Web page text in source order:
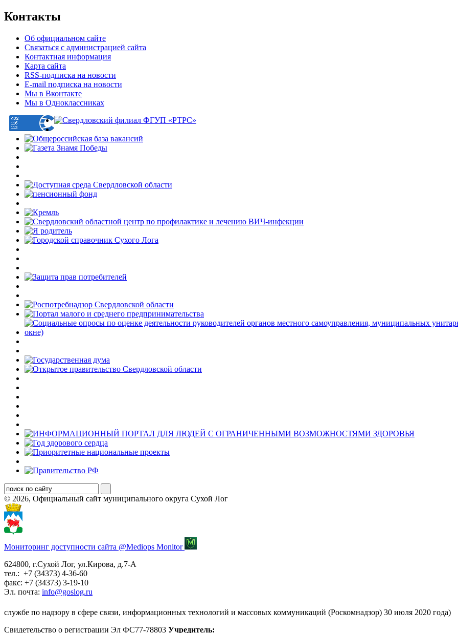
Контакты
Об официальном сайте
Связаться с администрацией сайта
Контактная информация
Карта сайта
RSS-подписка на новости
E-mail подписка на новости
Мы в Вконтакте
Мы в Одноклассниках
© 2026, Официальный сайт муниципального округа Сухой Лог
Мониторинг доступности сайта @Mediops Monitor
624800, г.Сухой Лог, ул.Кирова, д.7-А
тел.: +7 (34373) 4-36-60
факс: +7 (34373) 3-19-10
Эл. почта: info@goslog.ru
службе по надзору в сфере связи, информационных технологий и массовых коммуникаций (Роскомнадзор) 30 июля 2020 года)
Свидетельство о регистрации Эл ФС77-78803 Учредитель: